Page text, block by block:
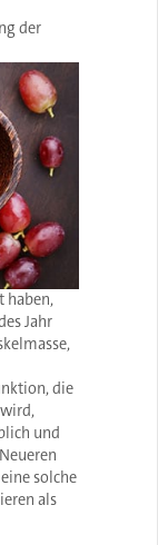
der
haben,
Jahr
die
und
solche
als